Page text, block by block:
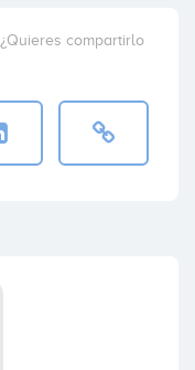
compartirlo